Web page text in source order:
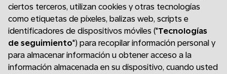
ciertos terceros, utilizan cookies y otras tecnologías
como etiquetas de píxeles, balizas web, scripts e
identificadores de dispositivos móviles ("Tecnologías
de seguimiento") para recopilar información personal y
para almacenar información u obtener acceso a la
información almacenada en su dispositivo, cuando usted